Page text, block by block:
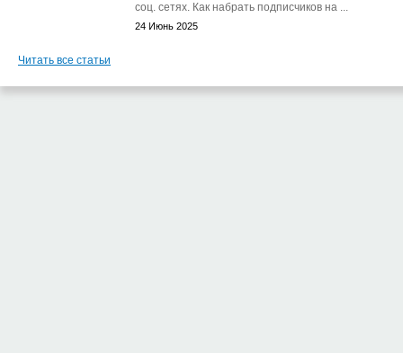
соц. сетях. Как набрать подписчиков на ...
24 Июнь 2025
Читать все статьи